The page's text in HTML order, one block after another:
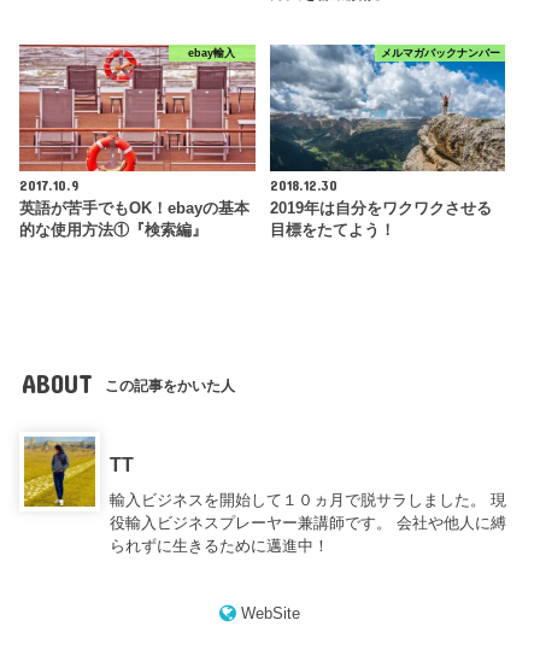
ebay輸入
2017.10.9
英語が苦手でもOK！ebayの基本
的な使用方法①『検索編』
メルマガバックナンバー
2018.12.30
2019年は自分をワクワクさせる
目標をたてよう！
ABOUT この記事をかいた人
TT
輸入ビジネスを開始して１０ヵ月で脱サラしました。 現
役輸入ビジネスプレーヤー兼講師です。 会社や他人に縛
られずに生きるために邁進中！
WebSite